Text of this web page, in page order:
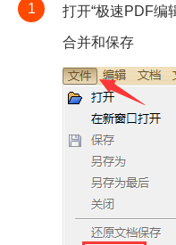
1 打开“极速PDF编
合并和保存